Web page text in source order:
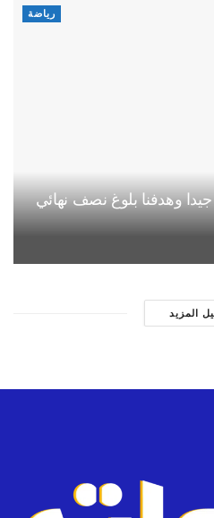
رياضة
جيدا وهدفنا بلوغ نصف نهائي
المزيد